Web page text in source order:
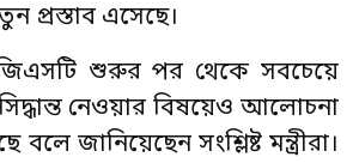
প্রস্তাব এসেছে।
শুরুর পর থেকে সবচেয়ে
নেওয়ার বিষয়েও আলোচনা
জানিয়েছেন সংশ্লিষ্ট মন্ত্রীরা।